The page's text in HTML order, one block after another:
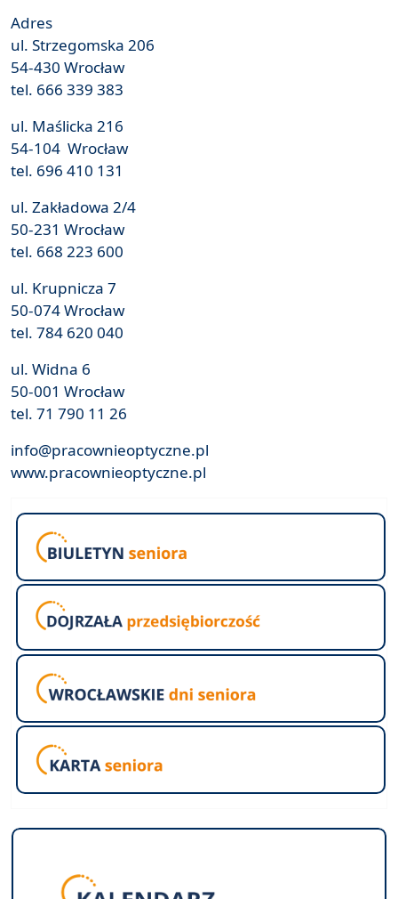
Adres
ul. Strzegomska 206
54-430 Wrocław
tel. 666 339 383
ul. Maślicka 216
54-104 Wrocław
tel. 696 410 131
ul. Zakładowa 2/4
50-231 Wrocław
tel. 668 223 600
ul. Krupnicza 7
50-074 Wrocław
tel. 784 620 040
ul. Widna 6
50-001 Wrocław
tel. 71 790 11 26
info@pracownieoptyczne.pl
www.pracownieoptyczne.pl